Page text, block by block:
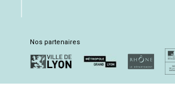
Nos partenaires